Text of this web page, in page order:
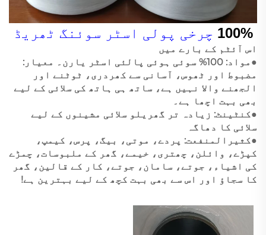
100% چرخی پولی اسٹر سوئنگ ٹھریڈ
اس آئٹم کے بارے میں
●مواد: 100% سوئی ہوئی پالئی اسٹر یارن۔ معیار:
مضبوط اور ٹھوس، آسانی سے کھردری، ٹوٹنے اور
الجھنے والا نہیں ہے، ساتھ ہی ہاتھ کی سلائی کے لیے
بھی بہت اچھا ہے۔
●کنٹینٹ: زیادہ تر گھریلو سلائی مشینوں کے لیے
سلائی کا دھاگہ
●کثیرالمنفعت: پردے، موتی، بیگ، پرس، کیمپ،
کپڑے، وائلن، چھتری، خیمے، گھر کے ملبوسات، چمڑے
کی اشیاء، جوتے، سامان، جوتے، کار کے قالین، گھر
کا سجاؤ اور اس سے بھی بہت کچھ کے لیے بہترین ہے!